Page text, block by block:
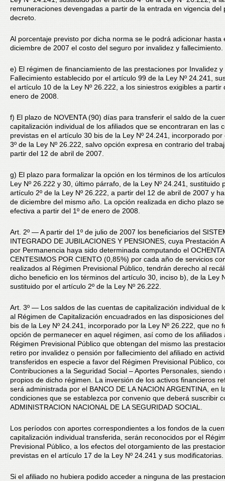
remuneraciones devengadas a partir de la entrada en vigencia del
decreto.
Al porcentaje previsto por dicha norma se le podrá adicionar hasta
diciembre de 2007 el costo del seguro por invalidez y fallecimiento.
e) El régimen de financiamiento de las prestaciones por Invalidez y
Fallecimiento establecido por el artículo 99 de la Ley Nº 24.241,
el artículo 10 de la Ley Nº 26.222, a los siniestros exigibles a partir
enero de 2008.
f) El plazo de NOVENTA (90) días para transferir el saldo de la
capitalización individual de los afiliados que se encontraran en las
previstas en el artículo 30 bis de la Ley Nº 24.241, incorporado por
3º de la Ley Nº 26.222, salvo opción expresa en contrario del
partir del 12 de abril de 2007.
g) El plazo para formalizar la opción en los términos de los
Ley Nº 26.222 y 30, último párrafo, de la Ley Nº 24.241, sustituido
artículo 2º de la Ley Nº 26.222, a partir del 12 de abril de 2007 y
de diciembre del mismo año. La opción realizada en dicho plazo
efectiva a partir del 1º de enero de 2008.
Art. 2º — A partir del 1º de julio de 2007 los beneficiarios del
INTEGRADO DE JUBILACIONES Y PENSIONES, cuya Prestación
por Permanencia haya sido determinada computando el
CENTESIMOS POR CIENTO (0,85%) por cada año de servicios
realizados al Régimen Previsional Público, tendrán derecho al
dicho beneficio en los términos del artículo 30, inciso b), de la Ley
sustituido por el artículo 2º de la Ley Nº 26.222.
Art. 3º — Los saldos de las cuentas de capitalización individual de
al Régimen de Capitalización encuadrados en las disposiciones
bis de la Ley Nº 24.241, incorporado por la Ley Nº 26.222, que no
opción de permanecer en aquel régimen, así como de los afiliados
Régimen Previsional Público que obtengan del mismo las
retiro por invalidez o pensión por fallecimiento del afiliado en
transferidos en especie a favor del Régimen Previsional Público,
Contribuciones a la Seguridad Social – Aportes Personales, siendo
propios de dicho régimen. La inversión de los activos financieros
será administrada por el BANCO DE LA NACION ARGENTINA, en
condiciones que se establezca por convenio que deberá suscribir
ADMINISTRACION NACIONAL DE LA SEGURIDAD SOCIAL.
Los períodos con aportes correspondientes a los fondos de la
capitalización individual transferida, serán reconocidos por el
Previsional Público, a los efectos del otorgamiento de las
previstas en el artículo 17 de la Ley Nº 24.241 y sus modificatorias.
Si el afiliado no hubiera podido acceder a ninguna de las